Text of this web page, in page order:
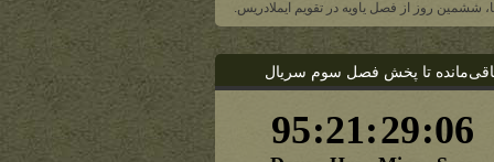
ششمین روز از فصل یاویه در تقویم ایملادریس.
تا پخش فصل سوم سریال